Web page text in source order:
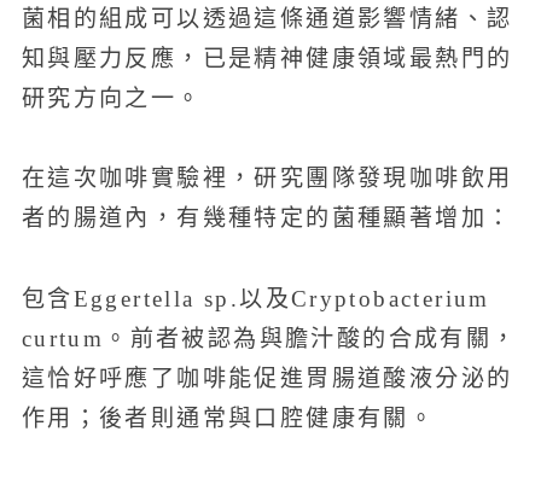
菌相的組成可以透過這條通道影響情緒、認
知與壓力反應，已是精神健康領域最熱門的
研究方向之一。
在這次咖啡實驗裡，研究團隊發現咖啡飲用
者的腸道內，有幾種特定的菌種顯著增加：
包含Eggertella sp.以及Cryptobacterium
curtum。前者被認為與膽汁酸的合成有關，
這恰好呼應了咖啡能促進胃腸道酸液分泌的
作用；後者則通常與口腔健康有關。